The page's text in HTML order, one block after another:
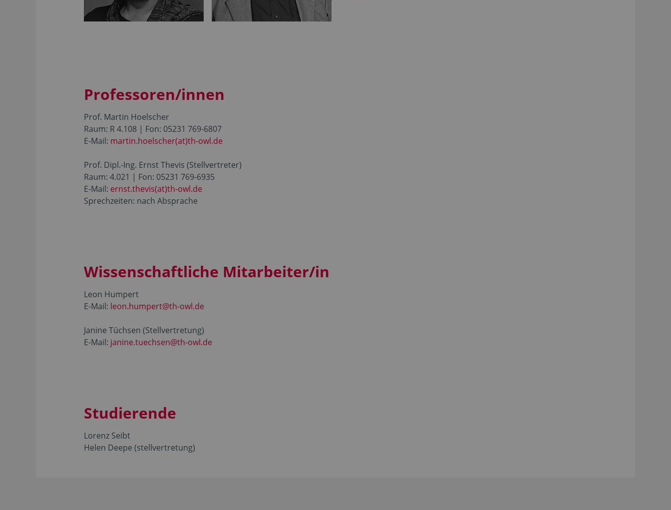
Professoren/innen
Prof. Martin Hoelscher
Raum: R 4.108 | Fon: 05231 769-6807
E-Mail: martin.hoelscher(at)th-owl.de
Prof. Dipl.-Ing. Ernst Thevis (Stellvertreter)
Raum: 4.021 | Fon: 05231 769-6935
E-Mail: ernst.thevis(at)th-owl.de
Sprechzeiten: nach Absprache
Wissenschaftliche Mitarbeiter/in
Leon Humpert
E-Mail: leon.humpert@th-owl.de
Janine Tüchsen (Stellvertretung)
E-Mail: janine.tuechsen@th-owl.de
Studierende
Lorenz Seibt
Helen Deepe (stellvertretung)